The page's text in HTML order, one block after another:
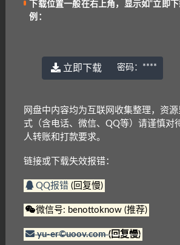
发现问题可获得下载货币哦！
望，请核实一下哈，谢谢
支付宝支付后未能下载
付款截图
已购买，下载不了
回答排行
下载位置一般在右上角，显示如“立即
例：
立即下载 密码： ****
网盘中内容均为互联网收集整理，资
式（含电话、微信、QQ等）请谨慎对
人转账和打款要求。
链接或下载失效报错：
QQ报错(回复慢)
微信号: benottoknow (推荐)
yu-er©uoov.com(回复慢)